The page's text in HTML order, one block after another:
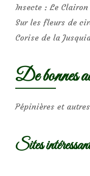
Insecte : Le Clairon
Sur les fleurs de
Corise de la
De bonnes
Pépinières et
Sites